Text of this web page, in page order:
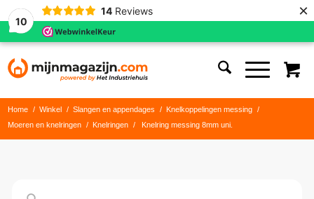
10
14 Reviews ×
Home / Winkel / Slangen en appendages / Knelkoppelingen messing
/
Moeren en knelringen
/ Knelringen / Knelring messing 8mm uni.